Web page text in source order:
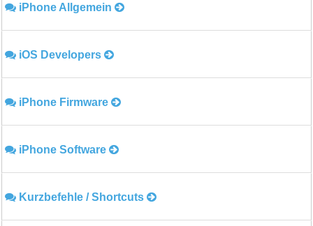
iPhone Allgemein
iOS Developers
iPhone Firmware
iPhone Software
Kurzbefehle / Shortcuts